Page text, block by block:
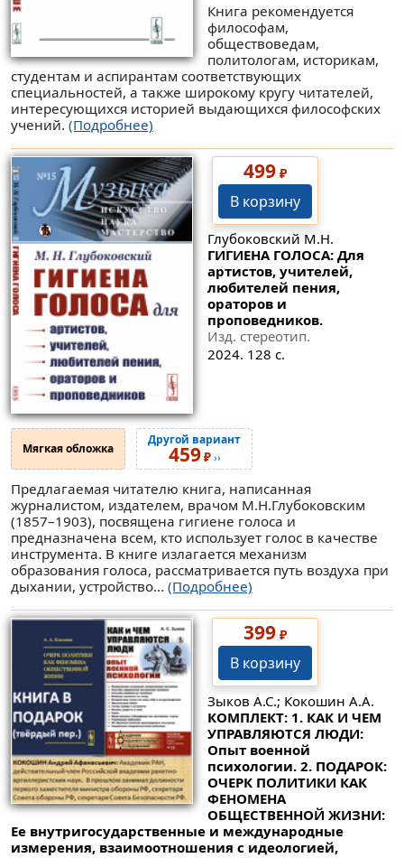
Книга рекомендуется
философам,
обществоведам,
политологам, историкам,
студентам и аспирантам соответствующих
специальностей, а также широкому кругу читателей,
интересующихся историей выдающихся философских
учений. (Подробнее)
499₽
В корзину
Глубоковский М.Н.
ГИГИЕНА ГОЛОСА: Для
артистов, учителей,
любителей пения,
ораторов и
проповедников.
Изд. стереотип.
2024. 128 с.
Мягкая обложка
Другой вариант
459₽››
Предлагаемая читателю книга, написанная
журналистом, издателем, врачом М.Н.Глубоковским
(1857–1903), посвящена гигиене голоса и
предназначена всем, кто использует голос в качестве
инструмента. В книге излагается механизм
образования голоса, рассматривается путь воздуха при
дыхании, устройство... (Подробнее)
399₽
В корзину
Зыков А.С.; Кокошин А.А.
КОМПЛЕКТ: 1. КАК И ЧЕМ
УПРАВЛЯЮТСЯ ЛЮДИ:
Опыт военной
психологии. 2. ПОДАРОК:
ОЧЕРК ПОЛИТИКИ КАК
ФЕНОМЕНА
ОБЩЕСТВЕННОЙ ЖИЗНИ:
Ее внутригосударственные и международные
измерения, взаимоотношения с идеологией,